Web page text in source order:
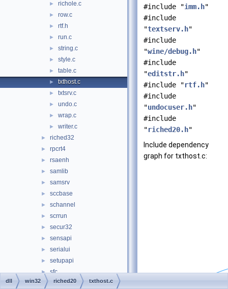
► richole.c
► row.c
► rtf.h
► run.c
► string.c
► style.c
► table.c
► txthost.c
► txtsrv.c
► undo.c
► wrap.c
► writer.c
► riched32
► rpcrt4
► rsaenh
► samlib
► samsrv
► sccbase
► schannel
► scrrun
► secur32
► sensapi
► serialui
► setupapi
► sfc
► sfc_os
#include "imm.h"
#include
"textserv.h"
#include
"wine/debug.h"
#include
"editstr.h"
#include "rtf.h"
#include
"undocuser.h"
#include
"riched20.h"
Include dependency
graph for txthost.c:
dll win32 riched20 txthost.c